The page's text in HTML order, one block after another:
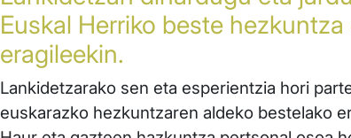
Euskal Herriko beste
eragileekin.
Lankidetzarako sen eta esperientzia hori
euskarazko hezkuntzaren aldeko bestelako